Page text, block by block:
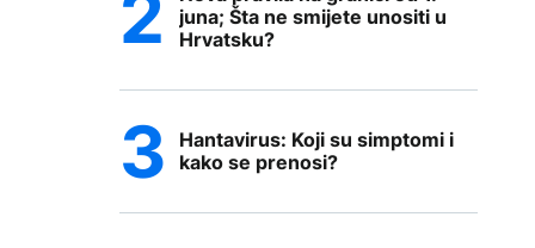
juna; Šta ne smijete unositi u
Hrvatsku?
Hantavirus: Koji su simptomi i
kako se prenosi?